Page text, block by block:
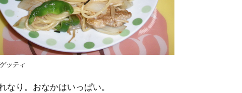
ッティ
なり。おなかはいっぱい。